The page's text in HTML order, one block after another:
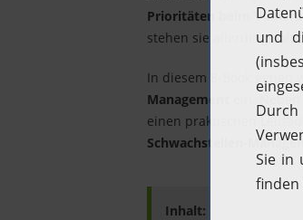
Prioritäten beim
stehen sie allerdings oft
In diesem E-Book gehen
Management
ein.
einen praktischen
Schwachstellen-
Inhalt: